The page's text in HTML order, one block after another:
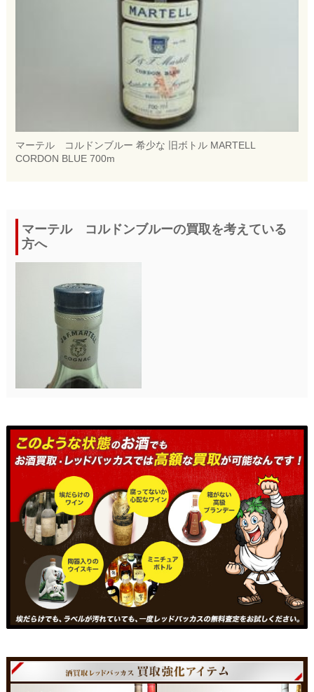
マーテル コルドンブルー 希少な 旧ボトル MARTELL
CORDON BLUE 700m
マーテル コルドンブルーの買取を考えている
方へ